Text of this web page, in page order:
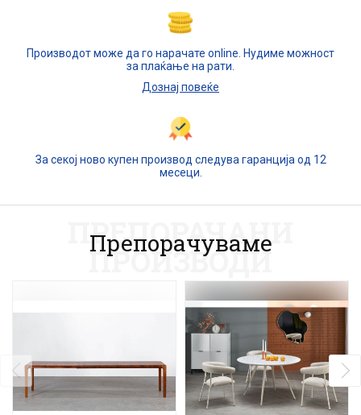
Производот може да го нарачате online. Нудиме можност
за плаќање на рати.
Дознај повеќе
За секој ново купен производ следува гаранција од 12
месеци.
Препорачуваме
ПРЕПОРАЧАНИ
ПРОИЗВОДИ